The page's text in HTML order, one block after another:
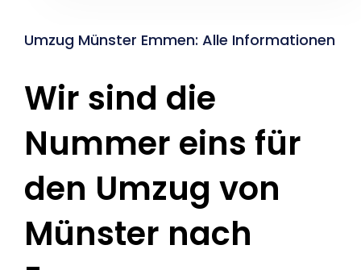
Umzug Münster Emmen: Alle Informationen
Wir sind die
Nummer eins für
den Umzug von
Münster nach